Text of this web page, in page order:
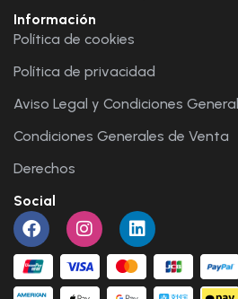
Información
Política de cookies
Política de privacidad
Aviso Legal y Condiciones
Condiciones Generales de Venta
Derechos
Social